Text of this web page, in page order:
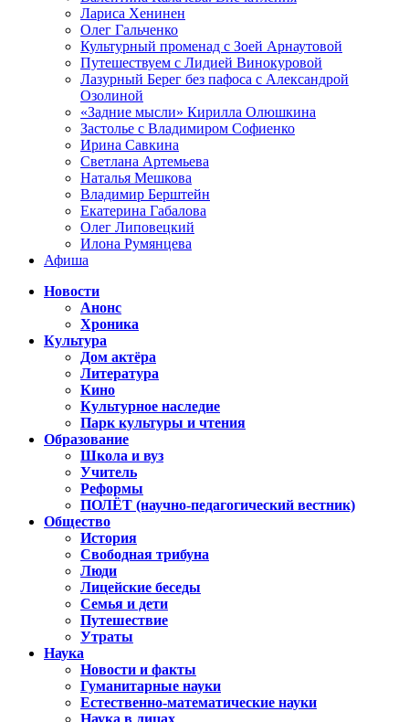
Лариса Хенинен
Олег Гальченко
Культурный променад с Зоей Арнаутовой
Путешествуем с Лидией Винокуровой
Лазурный Берег без пафоса с Александрой
Озолиной
«Задние мысли» Кирилла Олюшкина
Застолье с Владимиром Софиенко
Ирина Савкина
Светлана Артемьева
Наталья Мешкова
Владимир Берштейн
Екатерина Габалова
Олег Липовецкий
Илона Румянцева
Афиша
Новости
Анонс
Хроника
Культура
Дом актёра
Литература
Кино
Культурное наследие
Парк культуры и чтения
Образование
Школа и вуз
Учитель
Реформы
ПОЛЁТ (научно-педагогический вестник)
Общество
История
Свободная трибуна
Люди
Лицейские беседы
Семья и дети
Путешествие
Утраты
Наука
Новости и факты
Гуманитарные науки
Естественно-математические науки